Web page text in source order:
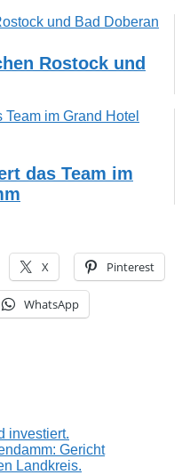
Rostock und
das Team im
X Pinterest
WhatsApp
investiert.
Gericht
Landkreis.